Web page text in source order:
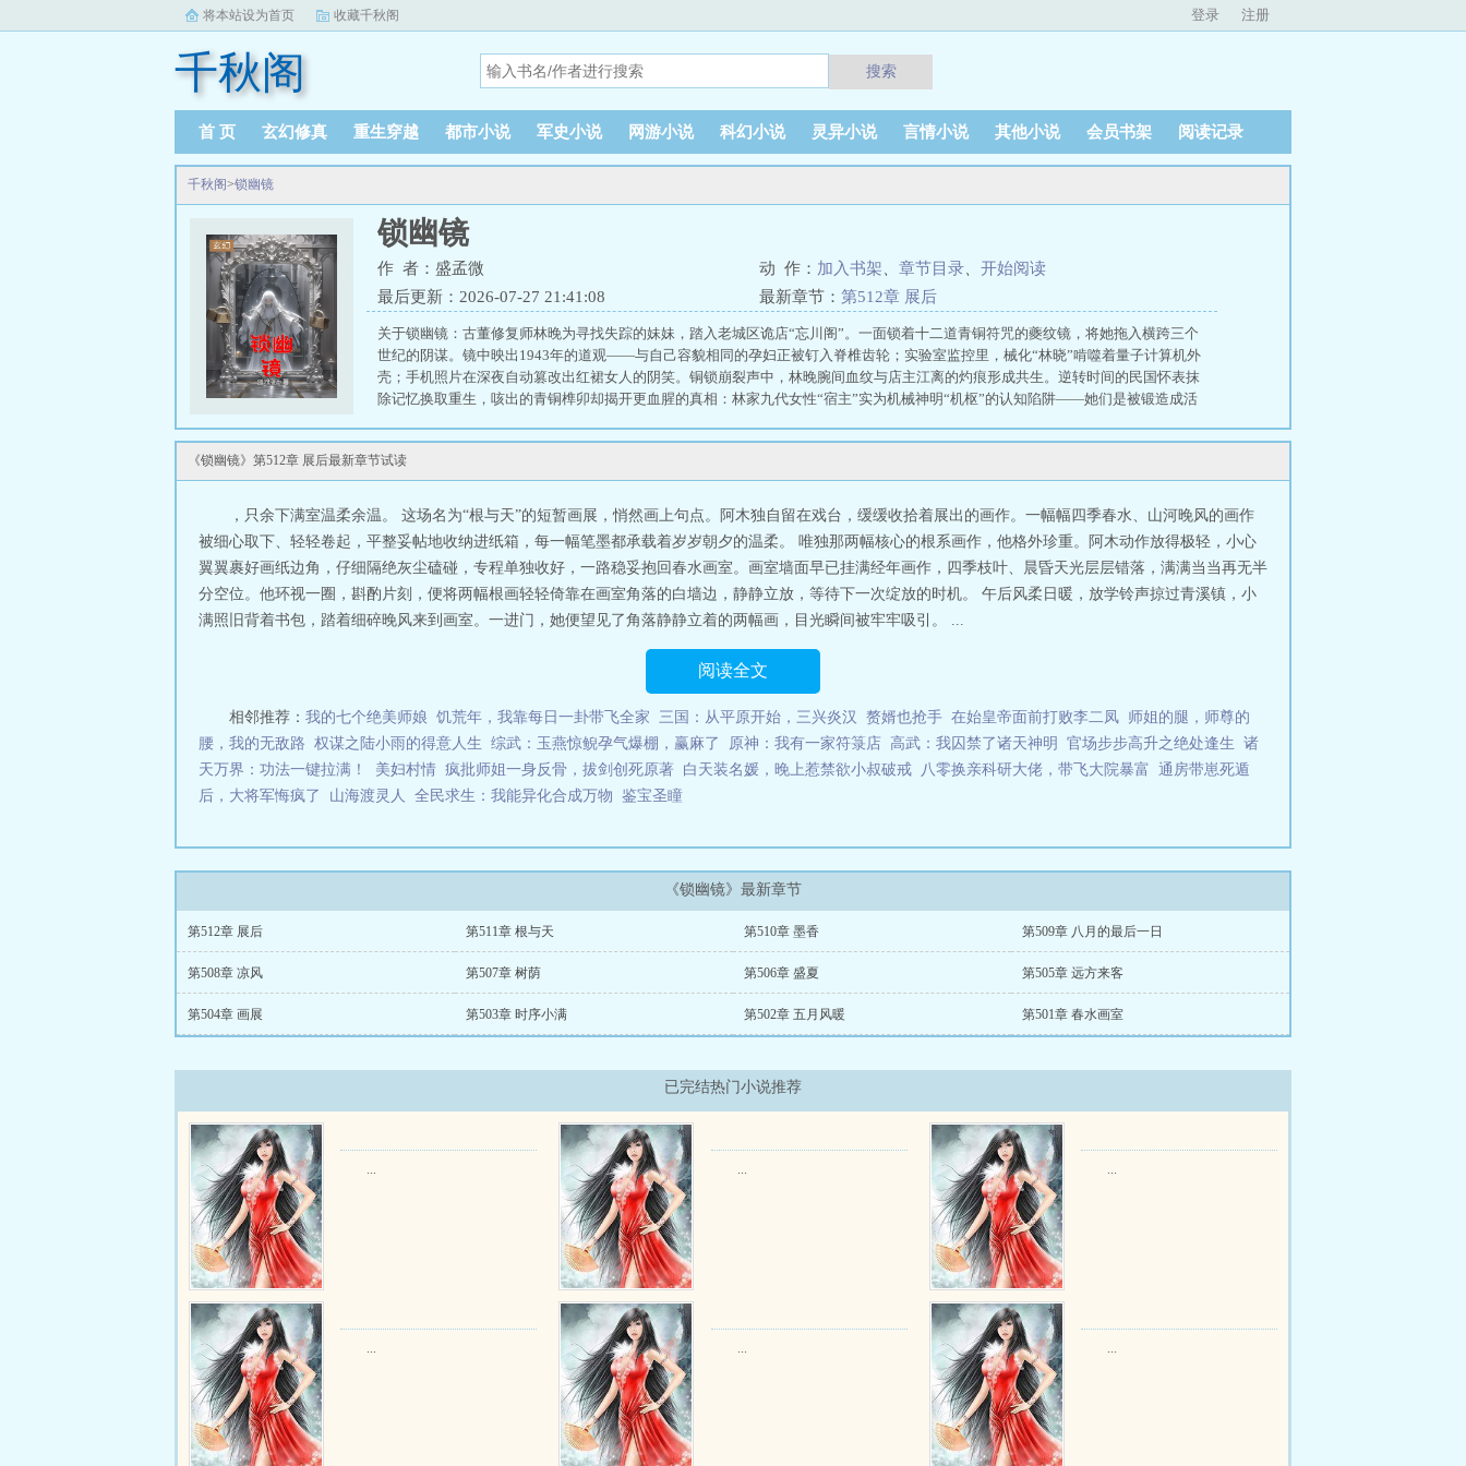
将本站设为首页 收藏千秋阁 登录 注册
千秋阁 搜索
首 页 玄幻修真 重生穿越 都市小说 军史小说 网游小说 科幻小说 灵异小说 言情小说 其他小说 会员书架 阅读记录
千秋阁>锁幽镜
锁幽镜
作 者：盛孟微 动 作： 加入书架 章节目录
开始阅读
最后更新：2026-07-27 21:41:08
最新章节： 第512章 展后
关于锁幽镜：古董修复师林晚为寻找失踪的妹妹，踏入老城区诡店“忘川阁”。一面锁着十二道青铜符咒的夔纹镜，将她拖入横跨三个
世纪的阴谋。镜中映出1943年的道观——与自己容貌相同的孕妇正被钉入脊椎齿轮；实验室监控里，械化“林晓”啃噬着量子计算机外
壳；手机照片在深夜自动篡改出红裙女人的阴笑。铜锁崩裂声中，林晚腕间血纹与店主江离的灼痕形成共生。逆转时间的民国怀表抹
除记忆换取重生，咳出的青铜榫卯却揭开更血腥的真相：林家九代女性“宿主”实为机械神明“机枢”的认知陷阱——她们是被锻造成活
仪内蜷缩械化先祖残骸，腹部的时空奇点竟是机械上帝的胚胎。最终抉择降临——遵循“清洁者协议”抹杀觉醒的械婴妹妹，还是拆解
脊椎里的青铜神经索，释放被囚禁三千年的哭泣造物主？锁幽镜
《锁幽镜》第512章 展后最新章节试读
，只余下满室温柔余温。 这场名为“根与天”的短暂画展，悄然画上句点。阿木独自留在戏台，缓缓收拾着展出的画作。一幅幅四季春水、山河晚风的画作
被细心取下、轻轻卷起，平整妥帖地收纳进纸箱，每一幅笔墨都承载着岁岁朝夕的温柔。 唯独那两幅核心的根系画作，他格外珍重。阿木动作放得极轻，小心
翼翼裹好画纸边角，仔细隔绝灰尘磕碰，专程单独收好，一路稳妥抱回春水画室。画室墙面早已挂满经年画作，四季枝叶、晨昏天光层层错落，满满当当再无半
分空位。他环视一圈，斟酌片刻，便将两幅根画轻轻倚靠在画室角落的白墙边，静静立放，等待下一次绽放的时机。 午后风柔日暖，放学铃声掠过青溪镇，小
满照旧背着书包，踏着细碎晚风来到画室。一进门，她便望见了角落静静立着的两幅画，目光瞬间被牢牢吸引。 ...
阅读全文
相邻推荐： 我的七个绝美师娘 饥荒年，我靠每日一卦带飞全家 三国：从平原开始，三兴炎汉 赘婿也抢手 在始皇帝面前打败李二凤 师姐的腿，师尊的
腰，我的无敌路 权谋之陆小雨的得意人生 综武：玉燕惊鲵孕气爆棚，赢麻了 原神：我有一家符箓店 高武：我囚禁了诸天神明 官场步步高升之绝处逢生 诸
天万界：功法一键拉满！
美妇村情 疯批师姐一身反骨，拔剑创死原著 白天装名媛，晚上惹禁欲小叔破戒 八零换亲科研大佬，带飞大院暴富 通房带崽死遁
后，大将军悔疯了
山海渡灵人 全民求生：我能异化合成万物 鉴宝圣瞳
《锁幽镜》最新章节
第512章 展后 第511章 根与天 第510章 墨香 第509章 八月的最后一日
第508章 凉风 第507章 树荫 第506章 盛夏 第505章 远方来客
第504章 画展 第503章 时序小满 第502章 五月风暖 第501章 春水画室
已完结热门小说推荐
... ... ...
... ... ...